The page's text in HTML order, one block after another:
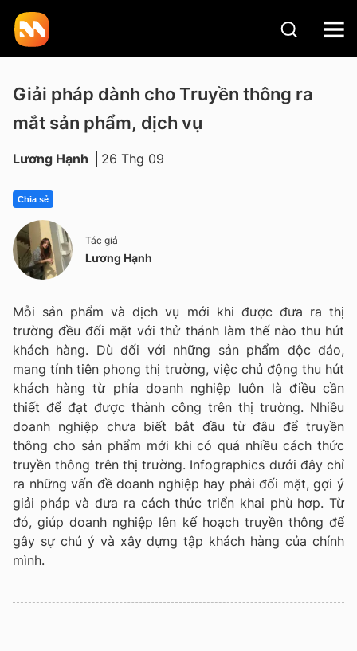
Giải pháp dành cho Truyền thông ra
mắt sản phẩm, dịch vụ
Lương Hạnh 26 Thg 09
Chia sẻ
Tác giả
Lương Hạnh
Mỗi sản phẩm và dịch vụ mới khi được đưa ra thị
trường đều đối mặt với thử thánh làm thế nào thu hút
khách hàng. Dù đối với những sản phẩm độc đáo,
mang tính tiên phong thị trường, việc chủ động thu hút
khách hàng từ phía doanh nghiệp luôn là điều cần
thiết để đạt được thành công trên thị trường. Nhiều
doanh nghiệp chưa biết bắt đầu từ đâu để truyền
thông cho sản phẩm mới khi có quá nhiều cách thức
truyền thông trên thị trường. Infographics dưới đây chỉ
ra những vấn đề doanh nghiệp hay phải đối mặt, gợi ý
giải pháp và đưa ra cách thức triển khai phù hơp. Từ
đó, giúp doanh nghiệp lên kế hoạch truyền thông để
gây sự chú ý và xây dựng tập khách hàng của chính
mình.